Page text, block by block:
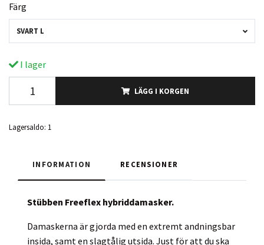
Färg
SVART L
I lager
LÄGG I KORGEN
Lagersaldo: 1
INFORMATION RECENSIONER
Stübben Freeflex hybriddamasker.
Damaskerna är gjorda med en extremt andningsbar
insida, samt en slagtålig utsida. Just för att du ska